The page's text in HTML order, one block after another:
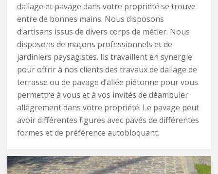
dallage et pavage dans votre propriété se trouve
entre de bonnes mains. Nous disposons
d’artisans issus de divers corps de métier. Nous
disposons de maçons professionnels et de
jardiniers paysagistes. Ils travaillent en synergie
pour offrir à nos clients des travaux de dallage de
terrasse ou de pavage d’allée piétonne pour vous
permettre à vous et à vos invités de déambuler
allègrement dans votre propriété. Le pavage peut
avoir différentes figures avec pavés de différentes
formes et de préférence autobloquant.